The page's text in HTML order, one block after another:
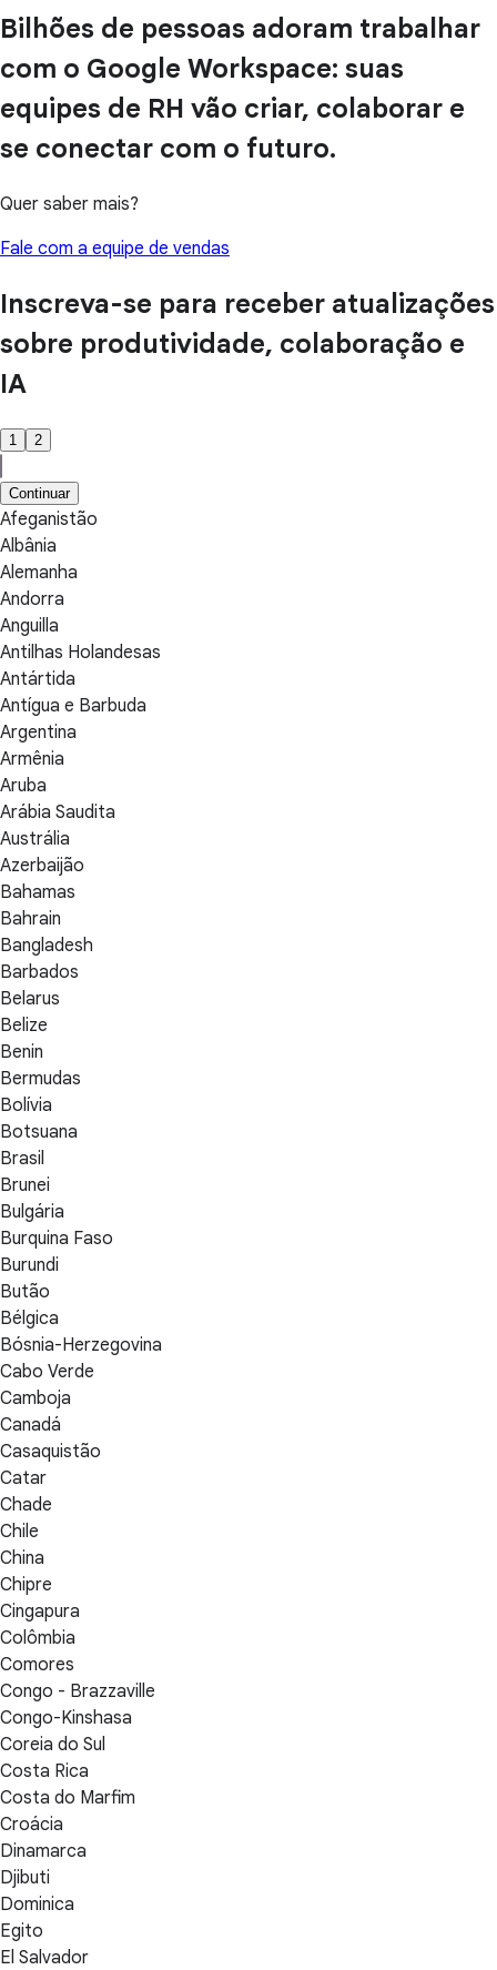
Bilhões de pessoas adoram trabalhar
com o Google Workspace: suas
equipes de RH vão criar, colaborar e
se conectar com o futuro.
Quer saber mais?
Fale com a equipe de vendas
Inscreva-se para receber atualizações
sobre produtividade, colaboração e
IA
1 2
Continuar
Afeganistão
Albânia
Alemanha
Andorra
Anguilla
Antilhas Holandesas
Antártida
Antígua e Barbuda
Argentina
Armênia
Aruba
Arábia Saudita
Austrália
Azerbaijão
Bahamas
Bahrain
Bangladesh
Barbados
Belarus
Belize
Benin
Bermudas
Bolívia
Botsuana
Brasil
Brunei
Bulgária
Burquina Faso
Burundi
Butão
Bélgica
Bósnia-Herzegovina
Cabo Verde
Camboja
Canadá
Casaquistão
Catar
Chade
Chile
China
Chipre
Cingapura
Colômbia
Comores
Congo - Brazzaville
Congo-Kinshasa
Coreia do Sul
Costa Rica
Costa do Marfim
Croácia
Dinamarca
Djibuti
Dominica
Egito
El Salvador